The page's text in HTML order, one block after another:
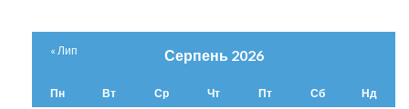
Серпень 2026
Пн Вт Ср Чт Пт Сб Нд
« Лип